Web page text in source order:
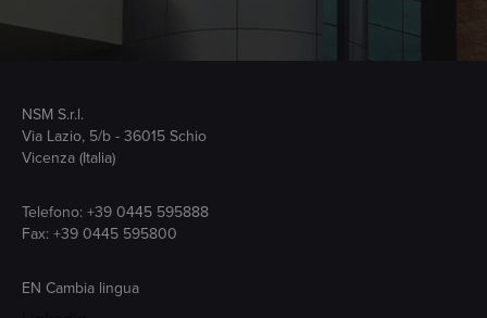
NSM S.r.l.
Via Lazio, 5/b - 36015 Schio
Vicenza (Italia)
Telefono: +39 0445 595888
Fax: +39 0445 595800
EN Cambia lingua